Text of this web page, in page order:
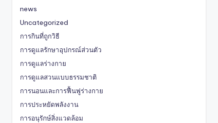
news
Uncategorized
การกินที่ถูกวิธี
การดูแลรักษาอุปกรณ์ส่วนตัว
การดูแลร่างกาย
การดูแลสวนแบบธรรมชาติ
การนอนและการฟื้นฟูร่างกาย
การประหยัดพลังงาน
การอนุรักษ์สิ่งแวดล้อม